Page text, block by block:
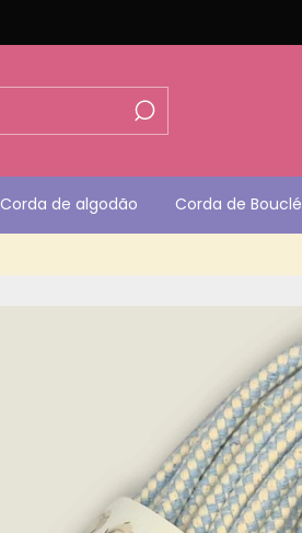
Corda de algodão Corda de Bouclé